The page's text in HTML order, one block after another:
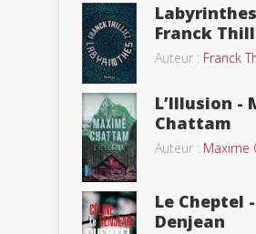
Franck
Auteur : Franck
L’Illusion -
Chattam
Auteur : Maxime
Le Cheptel
Denjean